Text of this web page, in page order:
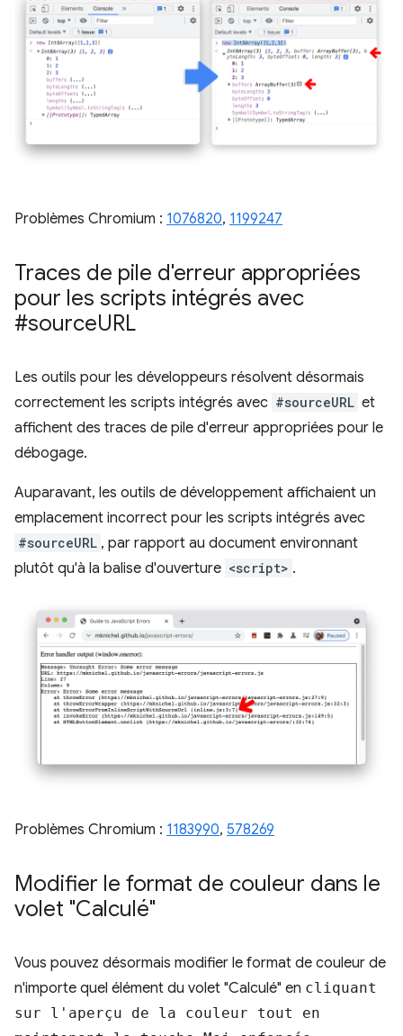
Problèmes Chromium : 1076820, 1199247
Traces de pile d'erreur appropriées
pour les scripts intégrés avec
#sourceURL
Les outils pour les développeurs résolvent désormais
correctement les scripts intégrés avec #sourceURL et
affichent des traces de pile d'erreur appropriées pour le
débogage.
Auparavant, les outils de développement affichaient un
emplacement incorrect pour les scripts intégrés avec
#sourceURL , par rapport au document environnant
plutôt qu'à la balise d'ouverture <script> .
Problèmes Chromium : 1183990, ​​ 578269
Modifier le format de couleur dans le
volet "Calculé"
Vous pouvez désormais modifier le format de couleur de
n'importe quel élément du volet "Calculé" en cliquant
sur l'aperçu de la couleur tout en